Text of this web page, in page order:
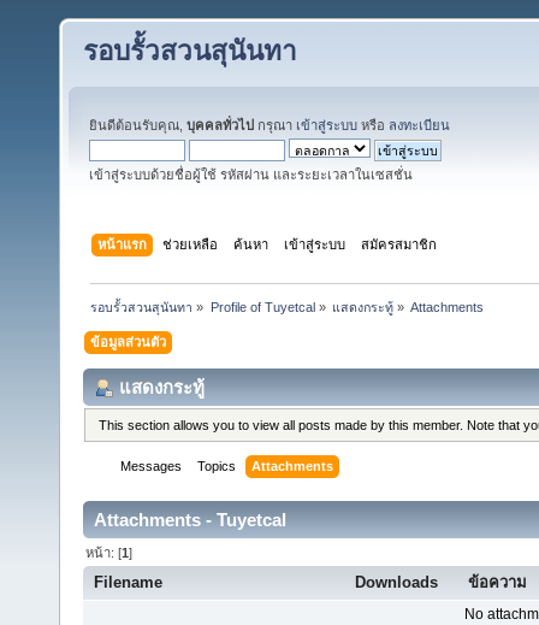
รอบรั้วสวนสุนันทา
ยินดีต้อนรับคุณ, บุคคลทั่วไป กรุณา เข้าสู่ระบบ หรือ ลงทะเบียน
เข้าสู่ระบบด้วยชื่อผู้ใช้ รหัสผ่าน และระยะเวลาในเซสชั่น
หน้าแรก ช่วยเหลือ ค้นหา เข้าสู่ระบบ สมัครสมาชิก
รอบรั้วสวนสุนันทา » Profile of Tuyetcal» แสดงกระทู้» Attachments
ข้อมูลส่วนตัว
แสดงกระทู้
This section allows you to view all posts made by this member. Note that
Messages Topics Attachments
Attachments - Tuyetcal
หน้า: [1]
Filename Downloads ข้อความ
No